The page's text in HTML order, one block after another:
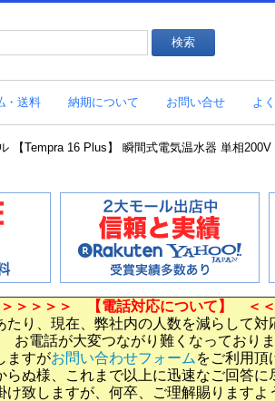
・送料 納期について お問い合せ よ
【Tempra 16 Plus】 瞬間式電気温水器 単相
＞＞＞＞＞ 【電話対応について】 ＜＜
たり、現在、弊社内の人数を減らして
お電話が大変つながり難くなっておりま
ますがお問い合わせフォーム をご利用頂
らぬ様、これまで以上に迅速なご回答
け致しますが、何卒、ご理解賜ります